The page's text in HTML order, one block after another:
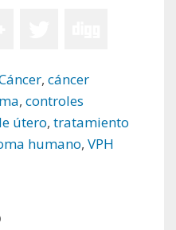
, cáncer
, controles
útero, tratamiento
humano, VPH